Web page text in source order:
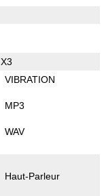
X3
VIBRATION
MP3
WAV
Haut-Parleur